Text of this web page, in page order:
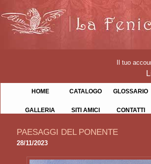
Il tuo
HOME CATALOGO GLOSSARIO
GALLERIA SITI AMICI CONTATTI
PAESAGGI DEL PONENTE
28/11/2023